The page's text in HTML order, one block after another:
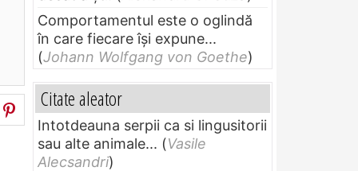
Comportamentul este o oglindă
în care fiecare își expune...
(Johann Wolfgang von Goethe)
Citate aleator
Intotdeauna serpii ca si lingusitorii
sau alte animale... (Vasile
Alecsandri)